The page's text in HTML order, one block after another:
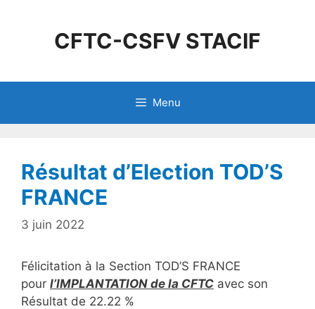
CFTC-CSFV STACIF
Menu
Résultat d’Election TOD’S
FRANCE
3 juin 2022
Félicitation à la Section TOD’S FRANCE
pour l’IMPLANTATION de la CFTC avec son
Résultat de 22.22 %